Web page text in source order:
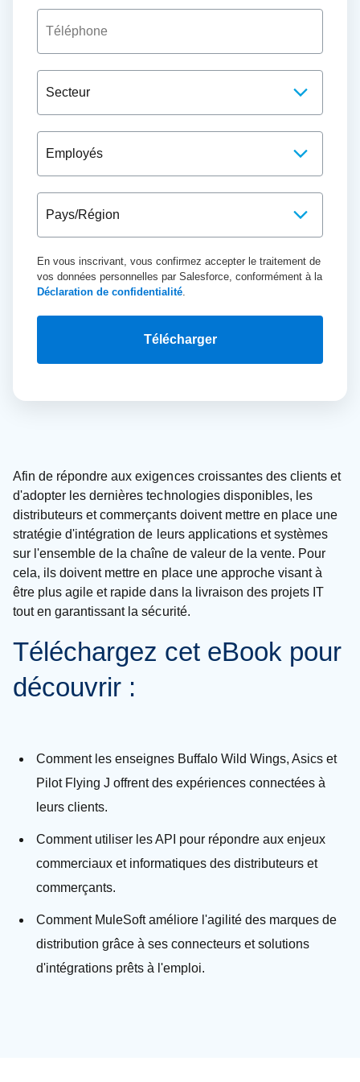
En vous inscrivant, vous confirmez accepter le traitement de
vos données personnelles par Salesforce, conformément à la
Déclaration de confidentialité.
Télécharger
Afin de répondre aux exigences croissantes des clients et
d'adopter les dernières technologies disponibles, les
distributeurs et commerçants doivent mettre en place une
stratégie d'intégration de leurs applications et systèmes
sur l'ensemble de la chaîne de valeur de la vente. Pour
cela, ils doivent mettre en place une approche visant à
être plus agile et rapide dans la livraison des projets IT
tout en garantissant la sécurité.
Téléchargez cet eBook pour
découvrir :
Comment les enseignes Buffalo Wild Wings, Asics et
Pilot Flying J offrent des expériences connectées à
leurs clients.
Comment utiliser les API pour répondre aux enjeux
commerciaux et informatiques des distributeurs et
commerçants.
Comment MuleSoft améliore l'agilité des marques de
distribution grâce à ses connecteurs et solutions
d'intégrations prêts à l'emploi.